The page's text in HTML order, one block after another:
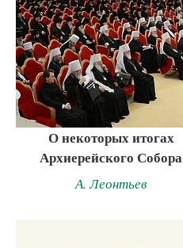
О некоторых итогах
Архиерейского Собора
А. Леонтьев